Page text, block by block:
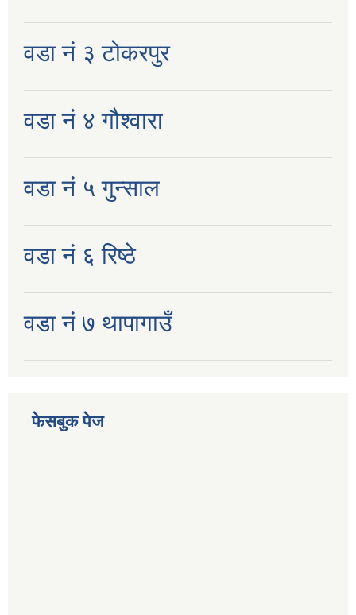
वडा नं ३ टोकरपुर
वडा नं ४ गौश्वारा
वडा नं ५ गुन्साल
वडा नं ६ रिष्ठे
वडा नं ७ थापागाउँ
फेसबुक पेज